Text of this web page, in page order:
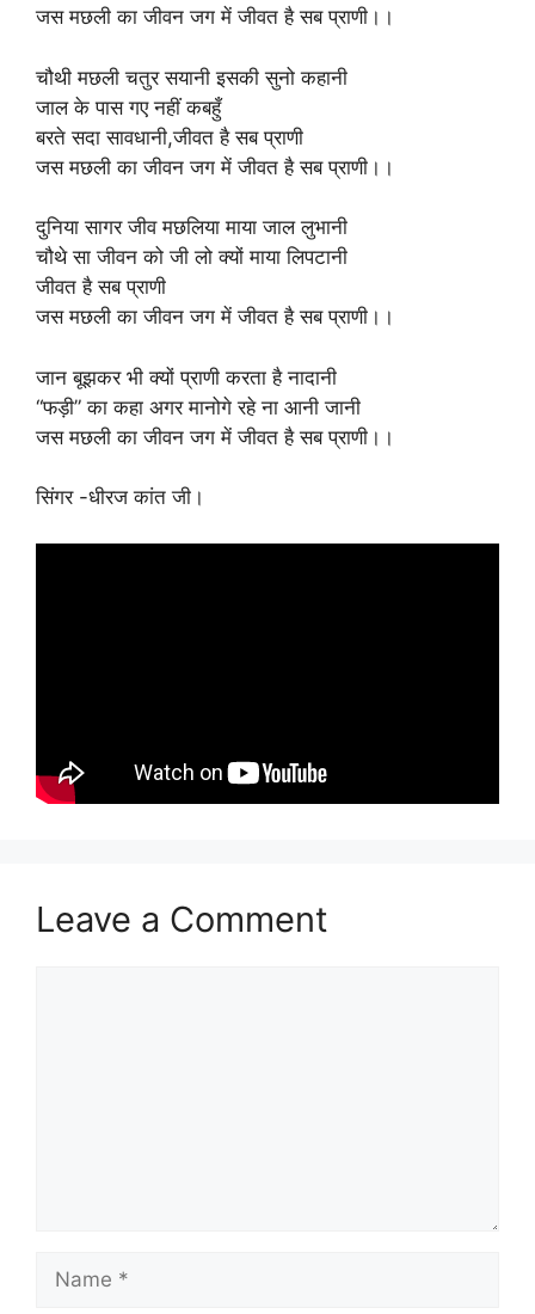
जस मछली का जीवन जग में जीवत है सब प्राणी।।
चौथी मछली चतुर सयानी इसकी सुनो कहानी
जाल के पास गए नहीं कबहुँ
बरते सदा सावधानी,जीवत है सब प्राणी
जस मछली का जीवन जग में जीवत है सब प्राणी।।
दुनिया सागर जीव मछलिया माया जाल लुभानी
चौथे सा जीवन को जी लो क्यों माया लिपटानी
जीवत है सब प्राणी
जस मछली का जीवन जग में जीवत है सब प्राणी।।
जान बूझकर भी क्यों प्राणी करता है नादानी
“फड़ी” का कहा अगर मानोगे रहे ना आनी जानी
जस मछली का जीवन जग में जीवत है सब प्राणी।।
सिंगर -धीरज कांत जी।
Leave a Comment